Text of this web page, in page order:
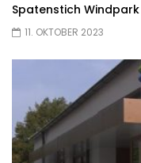
Spatenstich
11. OKTOBER 2023